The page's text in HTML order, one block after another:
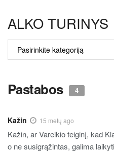
ALKO TURINYS
TURINYS
Pastabos 4
Kažin 15 metų ago
Kažin, ar Vareikio teiginį, kad
o ne susigrąžintas, galima